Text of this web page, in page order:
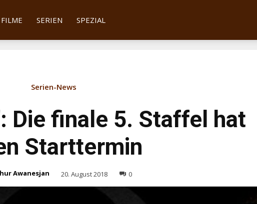
FILME SERIEN SPEZIAL
Serien-News
Die finale 5. Staffel hat
Starttermin
Awanesjan 20. August 2018 0